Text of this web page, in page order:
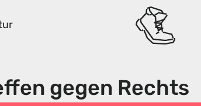
gegen Rechts